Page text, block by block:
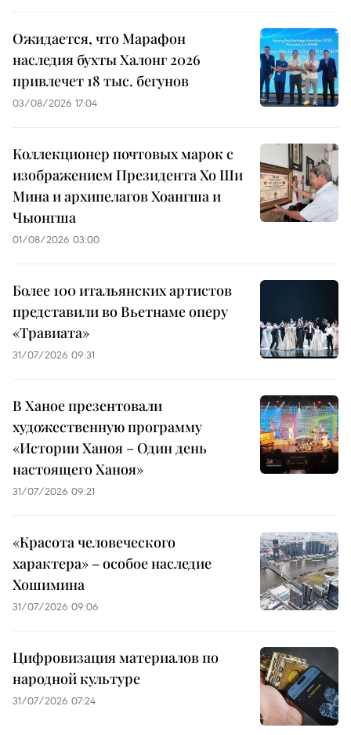
Ожидается, что Марафон
наследия бухты Халонг 2026
привлечет 18 тыс. бегунов
03/08/2026 17:04
Коллекционер почтовых марок с
изображением Президента Хо Ши
Мина и архипелагов Хоангша и
Чыонгша
01/08/2026 03:00
Более 100 итальянских артистов
представили во Вьетнаме оперу
«Травиата»
31/07/2026 09:31
В Ханое презентовали
художественную программу
«Истории Ханоя – Один день
настоящего Ханоя»
31/07/2026 09:21
«Красота человеческого
характера» – особое наследие
Хошимина
31/07/2026 09:06
Цифровизация материалов по
народной культуре
31/07/2026 07:24